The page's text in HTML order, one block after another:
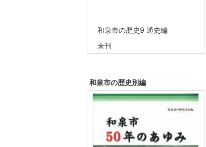
和泉市の歴史9 通史編
未刊
和泉市の歴史別編